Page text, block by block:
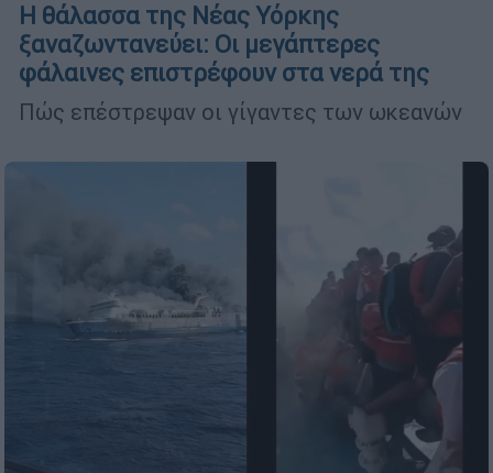
Η θάλασσα της Νέας Υόρκης
ξαναζωντανεύει: Οι μεγάπτερες
φάλαινες επιστρέφουν στα νερά της
Πώς επέστρεψαν οι γίγαντες των ωκεανών